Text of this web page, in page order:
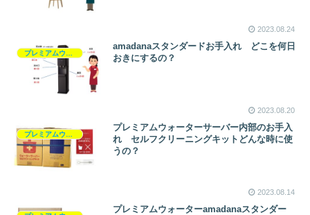
2023.08.24
amadanaスタンダードお手入れ どこを何日
おきにするの？
2023.08.20
プレミアムウォーター
プレミアムウォーターサーバー内部のお手入
れ セルフクリーニングキットどんな時に使
うの？
2023.08.14
プレミアムウォーターamadanaスタンダー